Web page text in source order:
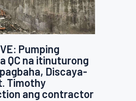
Pumping
QC na itinuturong
Discaya-
Timothy
ang contractor